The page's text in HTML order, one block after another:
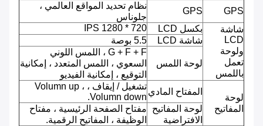
GPS
GPS
نظام تحديد المواقع العالمي ،
جلوناس
شاشة
LCD
ولوحة
تعمل
باللمس
بكسل LCD
720 * 1280 IPS
شاشة LCD
5.5 بوصة
لوحة اللمس
G + F + F ، اللمس اللوني
السعوي ، اللمس المتعدد ، إمكانية
التوقيع ، إمكانية الفيديو
لوحة
المفاتيح
المفتاح المادي
تشغيل / إيقاف ، Volumn up ،
Volumn down.
لوحة المفاتيح
الافتراضية
مفتاح الصفحة الرئيسية ، مفتاح
الوظيفة ، المفاتيح الرقمية.